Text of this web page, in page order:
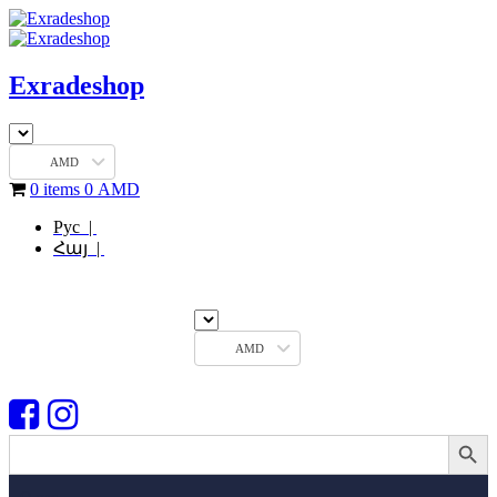
Exradeshop
AMD
0 items 0 AMD
Рус |
Հայ |
AMD
Search
Search Button